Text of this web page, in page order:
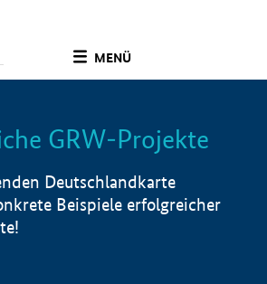
MENÜ
Info
GRW-Projekte
Deutschlandkarte
Beispiele erfolgreicher